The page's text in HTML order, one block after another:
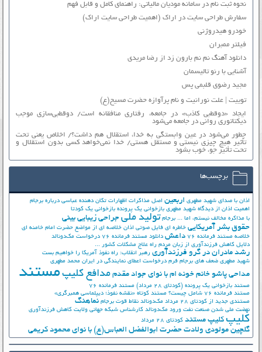
نحوه ثبت نام در سامانه مودیان مالیاتی: راهنمای کامل و قابل فهم
سفارش طراحی سایت در اراک (اهمیت طراحی سایت اراک)
خودرو هیدروژنی
فیلتر ممبران
دانلود آهنگ نم نم بارون زد از رضا مریدی
آشنایی با رنو تالیسمان
مجید رضوی قلبمی پس
توییت | علت نورانیت و نام پرآوازه حضرت مسیح(ع)
ایجاد «دوقطبی کاذب» در جامعه، رفتاری منافقانه است/ دوقطبی‌سازی موجب
دیکتاتوری روانی در جامعه می‌شود
چطور می‌شود در عین وابستگی به خدا، استقلال هم داشت؟/ اخلاص یعنی تحت
تأثیر هیچ چیزی نیستی و مستقل هستی/ خدا نمی‌خواهد کسی بدون استقلال و
تحت تأثیر جوّ، خوب بشود
برچسب‌ها
اذان با صدای شهید مطهری اربعین اصل مذاکرات اظهارات تکان دهنده عباسی درباره برجام
اهمیت اذان از دیدگاه شهید مطهری بازخوانی یک پرونده بازخوانی یک کودتا
با مذاکره مخالف نیستم، اما ... برجام تولید ملی جراحی زیبایی بینی
حقوق بشر آمریکایی خاطره ای فایل صوتی اذان خلاصه ای از مواضع حضرت امام خامنه ای
خلاصه مستند فرمانده 76
داعش دانلود مستند فرمانده 76
درخواست مک‌دونالد
دلایل کاهش فرزندآوری از زبان مردم راه علاج مشکلات کشور ...
رشد مادران در گرو فرزندآوری رهبر انقلاب: راه نفوذ آمریکا را خواهیم بست
شهید مطهری ضعف های برجام فرم درخواست اعطای نمایندگی در ایران محمد مطهری
مداحی پاشو خانم خونه ام با نوای جواد مقدم مدافع کلیپ مستند
مستند بازخوانی یک پرونده (کودتای 28 مرداد)
مستند فرمانده 76
مستند فرمانده 76 شامل چیست؟
مستند کوتاه «نقشه نفوذ؛ دیپلماسی همبرگری»
مستندی جدید از کودتای 28 مرداد
مک‌دونالد نقاط قوت برجام نماهنگ
نهضت ملي شدن صنعت نفت ورود مک‌دونالد کارشناس شبکه جهانی ولایت کاهش فرزندآوری
کلیپ کلیپ مستند کودتای 28 مرداد
گلچین مولودی ولادت حضرت ابوالفضل العباس(ع) با نوای محمود کریمی